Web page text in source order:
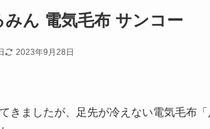
みん 電気毛布 サンコー
2023年9月28日
きましたが、足先が冷えない電気毛布